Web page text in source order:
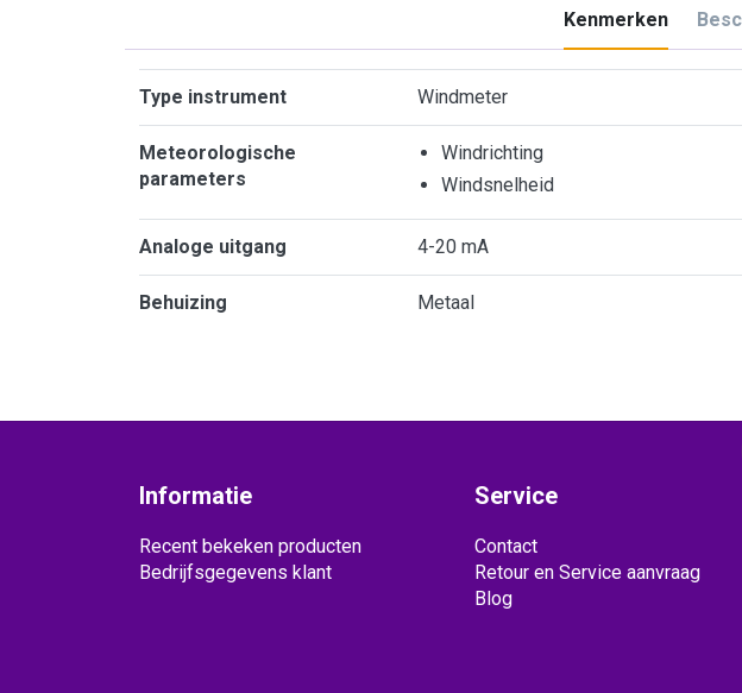
Kenmerken
Type instrument Windmeter
Meteorologische
parameters
Windrichting
Windsnelheid
Analoge uitgang 4-20 mA
Behuizing Metaal
Informatie
Recent bekeken producten
Bedrijfsgegevens klant
Service
Contact
Retour en Service aanvraag
Blog